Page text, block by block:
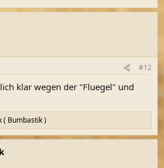
#12
klar wegen der "Fluegel" und
( Bumbastik )